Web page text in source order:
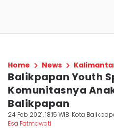
Home News
Balikpapan Youth
Komunitasnya
Balikpapan
24 Feb 2021, 18:15 WIB Kota
Esa Fatmawati